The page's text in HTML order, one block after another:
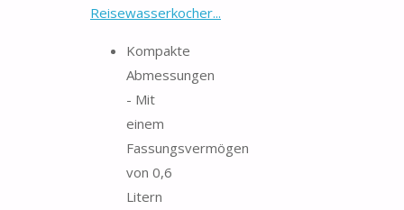
Reisewasserkocher...
Kompakte
Abmessungen
- Mit
einem
Fassungsvermögen
von 0,6
Litern